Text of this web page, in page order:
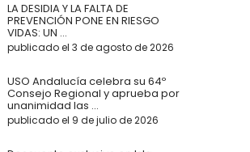
LA DESIDIA Y LA FALTA DE
PREVENCIÓN PONE EN RIESGO
VIDAS: UN ...
publicado el 3 de agosto de 2026
USO Andalucía celebra su 64º
Consejo Regional y aprueba por
unanimidad las ...
publicado el 9 de julio de 2026